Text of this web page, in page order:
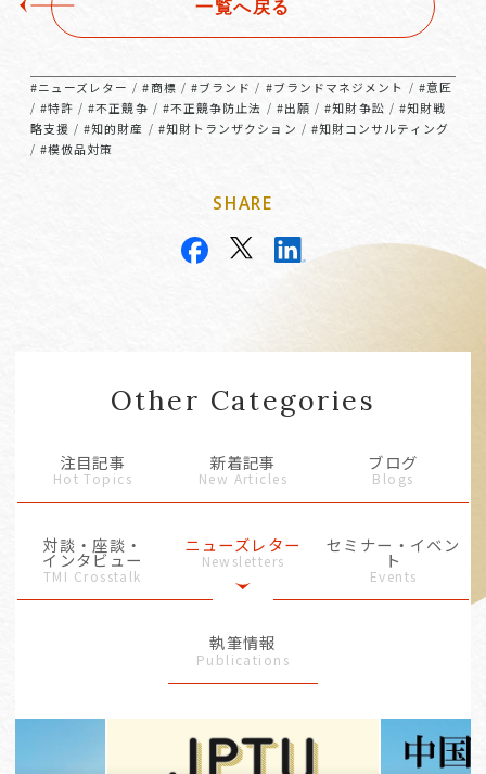
一覧へ戻る
#ニューズレター /#商標 / #ブランド / #ブランドマネジメント / #意匠
/ #特許 /#不正競争 / #不正競争防止法 / #出願 /#知財争訟 / #知財戦
略支援 /#知的財産 / #知財トランザクション / #知財コンサルティング
/ #模倣品対策
SHARE
Other Categories
注目記事
Hot Topics
新着記事
New Articles
ブログ
Blogs
対談・座談・
インタビュー
TMI Crosstalk
ニューズレター
Newsletters
セミナー・イベン
ト
Events
執筆情報
Publications